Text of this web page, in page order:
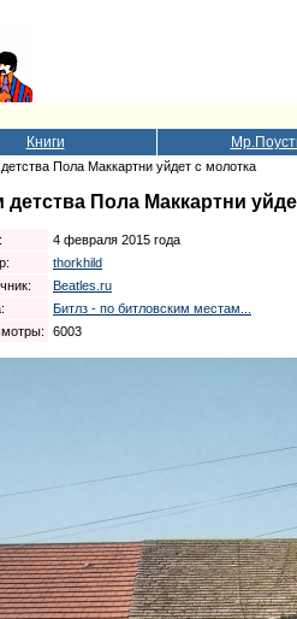
Книги
Пола Маккартни уйдет с молотка
детства Пола Маккартни
4 февраля 2015 года
thorkhild
Beatles.ru
Битлз - по битловским местам...
6003